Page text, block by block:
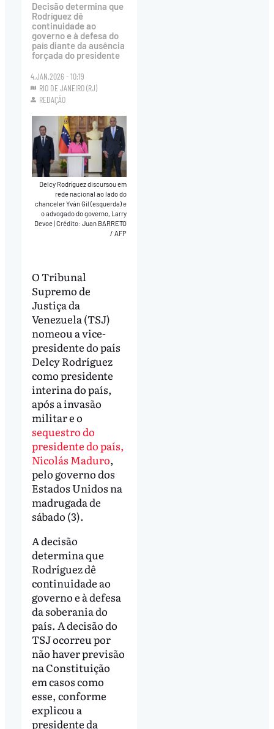
Decisão determina que
Rodríguez dê
continuidade ao
governo e à defesa do
país diante da ausência
forçada do presidente
4.JAN.2026 - 10:19
RIO DE JANEIRO (RJ)
REDAÇÃO
Delcy Rodríguez discursou em
rede nacional ao lado do
chanceler Yván Gil (esquerda) e
o advogado do governo, Larry
Devoe Crédito: Juan BARRETO
/ AFP
O Tribunal
Supremo de
Justiça da
Venezuela (TSJ)
nomeou a vice-
presidente do país
Delcy Rodríguez
como presidente
interina do país,
após a invasão
militar e o
sequestro do
presidente do país,
Nicolás Maduro,
pelo governo dos
Estados Unidos na
madrugada de
sábado (3).
A decisão
determina que
Rodríguez dê
continuidade ao
governo e à defesa
da soberania do
país. A decisão do
TSJ ocorreu por
não haver previsão
na Constituição
em casos como
esse, conforme
explicou a
presidente da